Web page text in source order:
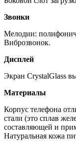
Звонки
Мелодии:
Виброзвонок.
Дисплей
Экран CrystalGlass
Материалы
Корпус телефона
стали (это сплав
составляющей и
Натуральная кожа